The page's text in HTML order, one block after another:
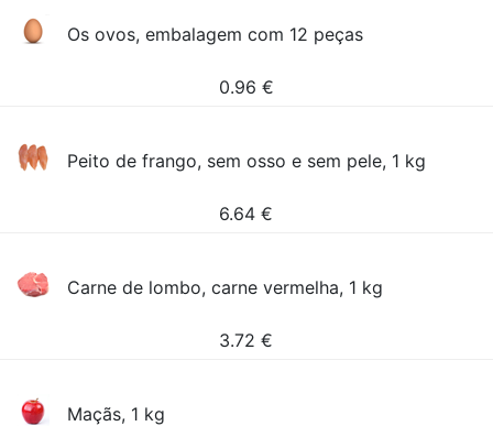
Os ovos, embalagem com 12 peças
0.96 €
Peito de frango, sem osso e sem pele, 1 kg
6.64 €
Carne de lombo, carne vermelha, 1 kg
3.72 €
Maçãs, 1 kg